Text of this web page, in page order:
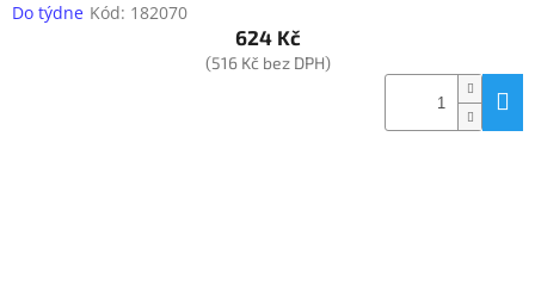
Do týdne Kód: 182070
624 Kč
(516 Kč bez DPH)